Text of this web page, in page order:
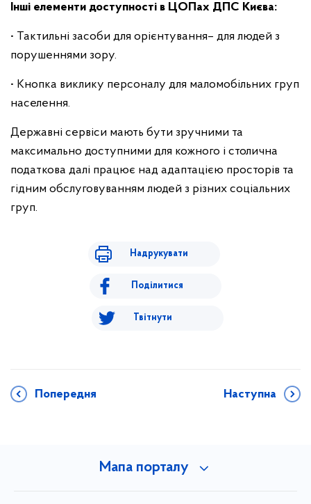
Інші елементи доступності в ЦОПах ДПС Києва:
• Тактильні засоби для орієнтування– для людей з
порушеннями зору.
• Кнопка виклику персоналу для маломобільних груп
населення.
Державні сервіси мають бути зручними та
максимально доступними для кожного і столична
податкова далі працює над адаптацією просторів та
гідним обслуговуванням людей з різних соціальних
груп.
Надрукувати
Поділитися
Твітнути
Попередня Наступна
Мапа порталу